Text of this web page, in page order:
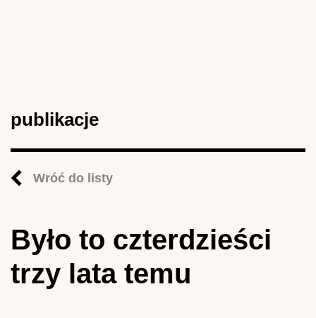
publikacje
Wróć do listy
Było to czterdzieści
trzy lata temu